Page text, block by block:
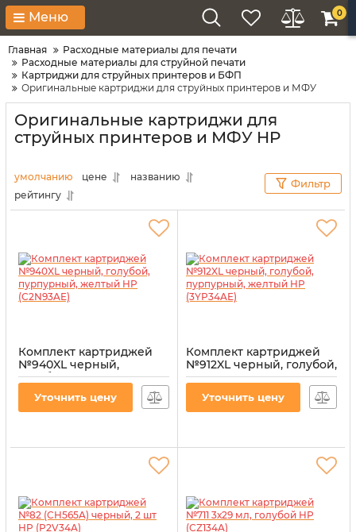
Меню 0
Главная
Расходные материалы для печати
Расходные материалы для струйной печати
Картриджи для струйных принтеров и БФП
Оригинальные картриджи для струйных принтеров и МФУ
Оригинальные картриджи для
струйных принтеров и МФУ HP
умолчанию цене
названию
рейтингу
Фильтр
Комплект картриджей
№940XL черный,
голубой, пурпурный,
желтый HP (C2N93AE)
CI-HP-C2N93AE-B-CMY
Уточнить цену
Комплект картриджей
№912XL черный, голубой,
пурпурный, желтый HP
CI-HP-3YP34AE-B-CMY
Уточнить цену